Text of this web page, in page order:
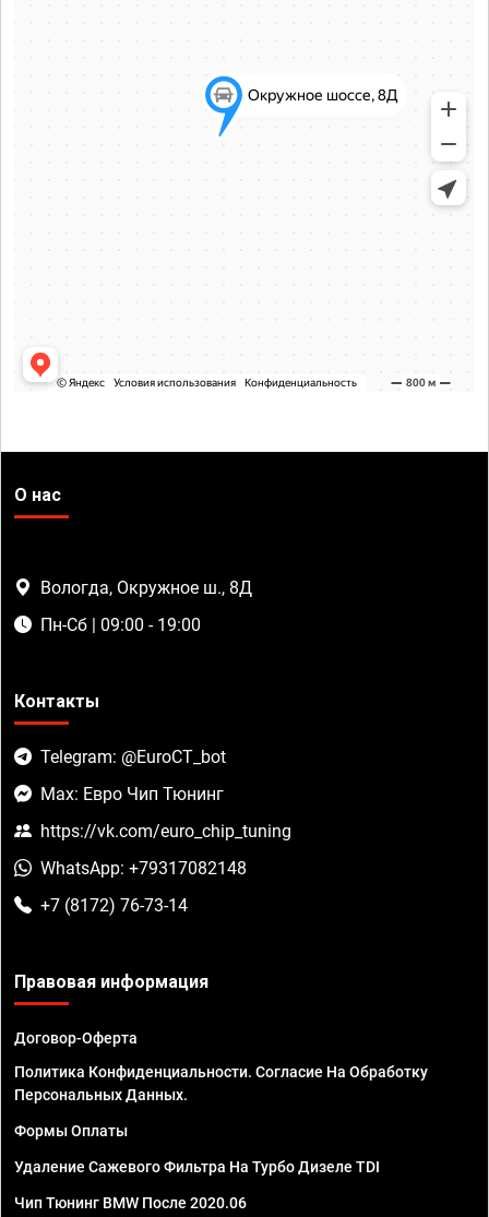
О нас
Вологда, Окружное ш., 8Д
Пн-Сб | 09:00 - 19:00
Контакты
Telegram: @EuroCT_bot
Max: Евро Чип Тюнинг
https://vk.com/euro_chip_tuning
WhatsApp: +79317082148
+7 (8172) 76-73-14
Правовая информация
Договор-Оферта
Политика Конфиденциальности. Согласие На Обработку
Персональных Данных.
Формы Оплаты
Удаление Сажевого Фильтра На Турбо Дизеле TDI
Чип Тюнинг BMW После 2020.06